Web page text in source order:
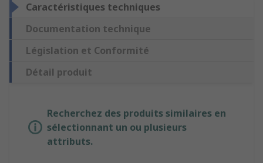
Caractéristiques techniques
Documentation technique
Législation et Conformité
Détail produit
Recherchez des produits similaires en
sélectionnant un ou plusieurs
attributs.